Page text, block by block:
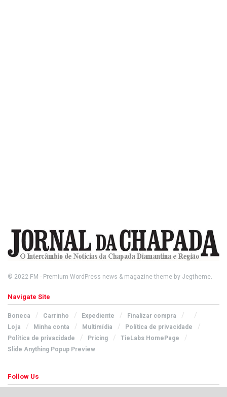
© 2022 FM - Premium WordPress news & magazine theme by Jegtheme.
Navigate Site
Boneca Carrinho Expediente
Finalizar compra
Loja
Minha conta Multimídia
Política de privacidade
Política de privacidade
Pricing
TieLabs HomePage
Slide Anything Popup Preview
Follow Us